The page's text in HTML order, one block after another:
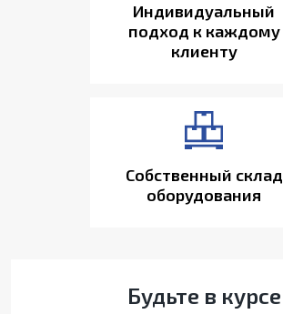
Индивидуальный
подход к каждому
клиенту
Собственный склад
оборудования
Будьте в курсе